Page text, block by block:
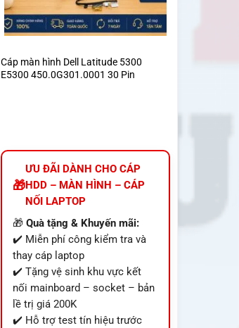
Cáp màn hình Dell Latitude 5300
E5300 450.0G301.0001 30 Pin
ƯU ĐÃI DÀNH CHO CÁP
HDD – MÀN HÌNH – CÁP
NỐI LAPTOP
🎁Quà tặng & Khuyến mãi:
✔️ Miễn phí công kiểm tra và
thay cáp laptop
✔️ Tặng vệ sinh khu vực kết
nối mainboard – socket – bản
lề trị giá 200K
✔️ Hỗ trợ test tín hiệu trước